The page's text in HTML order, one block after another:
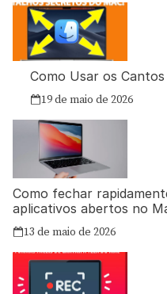
Como Usar os
19 de maio de 2026
Como fechar
aplicativos abertos no
13 de maio de 2026